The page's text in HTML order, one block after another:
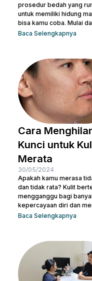
prosedur bedah yang
untuk memiliki hidung
bisa kamu coba. Mulai
bisa dilakukan di rumah
indah dan proporsional.
dengan kebutuhanmu
Baca Selengkapnya
Cara
Kunci untuk
Merata
30/05/2024
Apakah kamu merasa
dan tidak rata? Kulit
mengganggu bagi
kepercayaan diri dan
penampilan kulit.
membahas secara
bertekstur dengan
sederhana namun
hingga perawatan...
Baca Selengkapnya